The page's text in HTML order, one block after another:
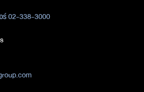
ร์ 02-338-3000